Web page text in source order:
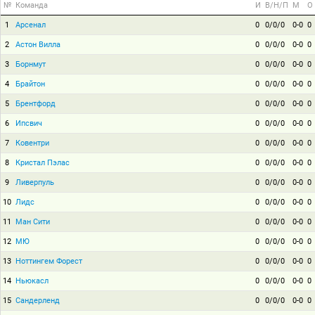
№ Команда И В/Н/П М О
1 Арсенал 0 0/0/0 0-0 0
2 Астон Вилла 0 0/0/0 0-0 0
3 Борнмут 0 0/0/0 0-0 0
4 Брайтон 0 0/0/0 0-0 0
5 Брентфорд 0 0/0/0 0-0 0
6 Ипсвич 0 0/0/0 0-0 0
7 Ковентри 0 0/0/0 0-0 0
8 Кристал Пэлас 0 0/0/0 0-0 0
9 Ливерпуль 0 0/0/0 0-0 0
10 Лидс 0 0/0/0 0-0 0
11 Ман Сити 0 0/0/0 0-0 0
12 МЮ 0 0/0/0 0-0 0
13 Ноттингем Форест 0 0/0/0 0-0 0
14 Ньюкасл 0 0/0/0 0-0 0
15 Сандерленд 0 0/0/0 0-0 0